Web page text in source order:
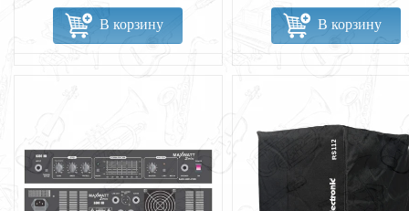
В корзину В корзину